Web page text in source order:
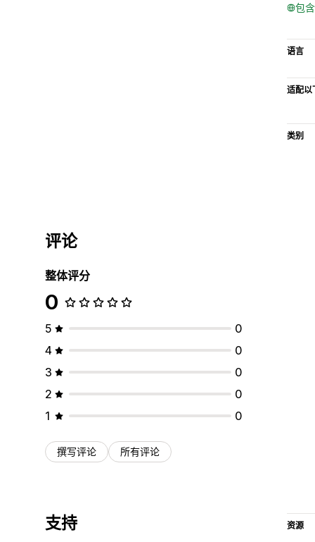
包
语言
适配以
类别
评论
整体评分
0
5
0
4
0
3
0
2
0
1
0
撰写评论 所有评论
支持 资源